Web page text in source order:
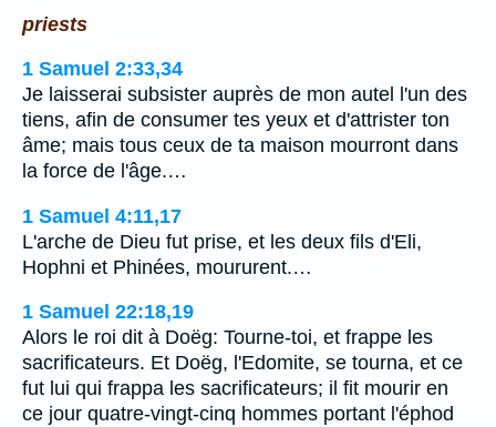
priests
1 Samuel 2:33,34
Je laisserai subsister auprès de mon autel l'un des
tiens, afin de consumer tes yeux et d'attrister ton
âme; mais tous ceux de ta maison mourront dans
la force de l'âge.…
1 Samuel 4:11,17
L'arche de Dieu fut prise, et les deux fils d'Eli,
Hophni et Phinées, moururent.…
1 Samuel 22:18,19
Alors le roi dit à Doëg: Tourne-toi, et frappe les
sacrificateurs. Et Doëg, l'Edomite, se tourna, et ce
fut lui qui frappa les sacrificateurs; il fit mourir en
ce jour quatre-vingt-cinq hommes portant l'éphod